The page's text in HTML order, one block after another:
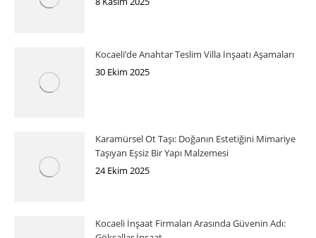
Kocaeli’de Anahtar Teslim Villa İnşaatı Aşamaları
30 Ekim 2025
Karamürsel Ot Taşı: Doğanın Estetiğini Mimariye
Taşıyan Eşsiz Bir Yapı Malzemesi
24 Ekim 2025
Kocaeli İnşaat Firmaları Arasında Güvenin Adı: